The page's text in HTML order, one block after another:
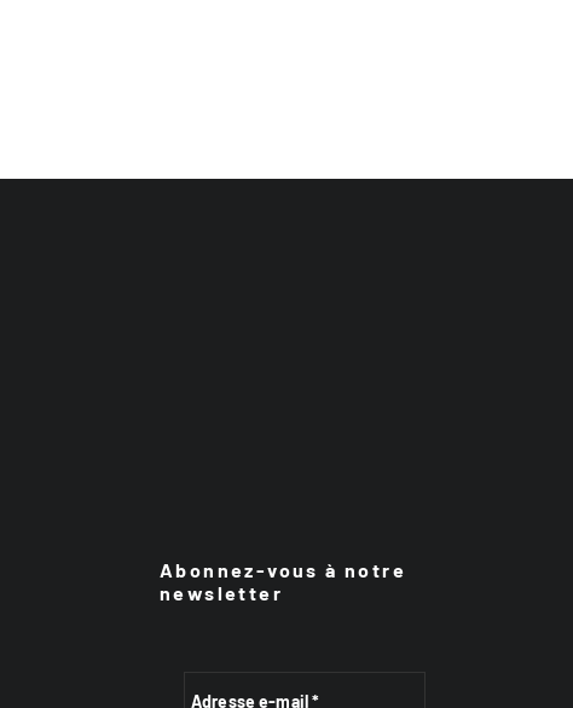
Abonnez-vous à notre
newsletter